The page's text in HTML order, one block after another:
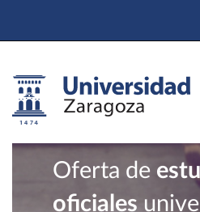
Oferta de
oficiales